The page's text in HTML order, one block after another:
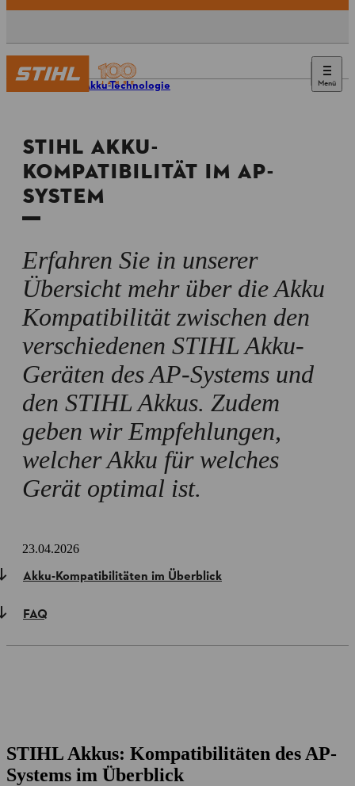
Menü
STIHL Akku-Technologie
STIHL AKKU-
KOMPATIBILITÄT IM AP-
SYSTEM
Erfahren Sie in unserer
Übersicht mehr über die Akku
Kompatibilität zwischen den
verschiedenen STIHL Akku-
Geräten des AP-Systems und
den STIHL Akkus. Zudem
geben wir Empfehlungen,
welcher Akku für welches
Gerät optimal ist.
23.04.2026
Akku-Kompatibilitäten im Überblick
FAQ
STIHL Akkus: Kompatibilitäten des AP-
Systems im Überblick